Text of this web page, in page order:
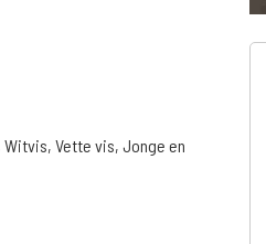
Vette vis, Jonge en